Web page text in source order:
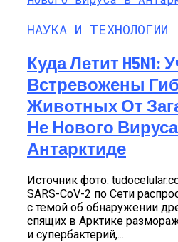
НАУКА И ТЕХНОЛОГИИ
Куда Летит H5N1:
Встревожены
Животных От
Не Нового
Антарктиде
Источник фото:
SARS-CoV-2 по Сети
с темой об обнаружении
спящих в Арктике
и супербактерий,...